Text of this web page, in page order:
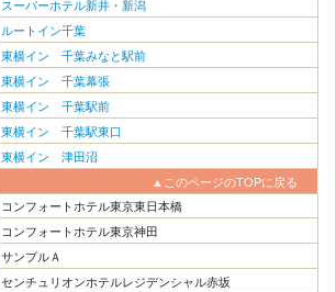
スーパーホテル新井・新潟
ルートイン千葉
東横イン 千葉みなと駅前
東横イン 千葉幕張
東横イン 千葉駅前
東横イン 千葉駅東口
東横イン 津田沼
▲このページのTOPに戻る
コンフォートホテル東京東日本橋
コンフォートホテル東京神田
サンプルＡ
センチュリオンホテルレジデンシャル赤坂